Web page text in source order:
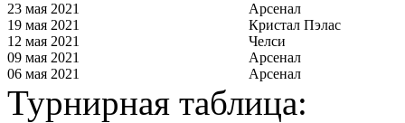
23 мая 2021
Арсенал
19 мая 2021
Кристал Пэлас
12 мая 2021
Челси
09 мая 2021
Арсенал
06 мая 2021
Арсенал
Турнирная таблица: